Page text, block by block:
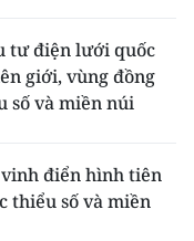
tư điện lưới quốc
giới, vùng đồng
số và miền núi
điển hình tiên
thiểu số và miền